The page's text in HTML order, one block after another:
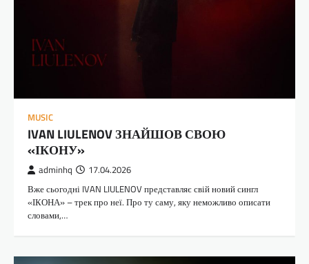
MUSIC
IVAN LIULENOV ЗНАЙШОВ СВОЮ
«ІКОНУ»
adminhq 17.04.2026
Вже сьогодні IVAN LIULENOV представляє свій новий сингл
«ІКОНА» – трек про неї. Про ту саму, яку неможливо описати
словами,…